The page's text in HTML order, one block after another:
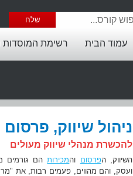
עמוד הבית רשימת המוסדות
ניהול שיווק, פרסום
להכשרת מנהלי שיווק מעולים
השיווק, הפרסום והמכירותהם גורמים
ועסק, והם מהווים, פעמים רבות, את